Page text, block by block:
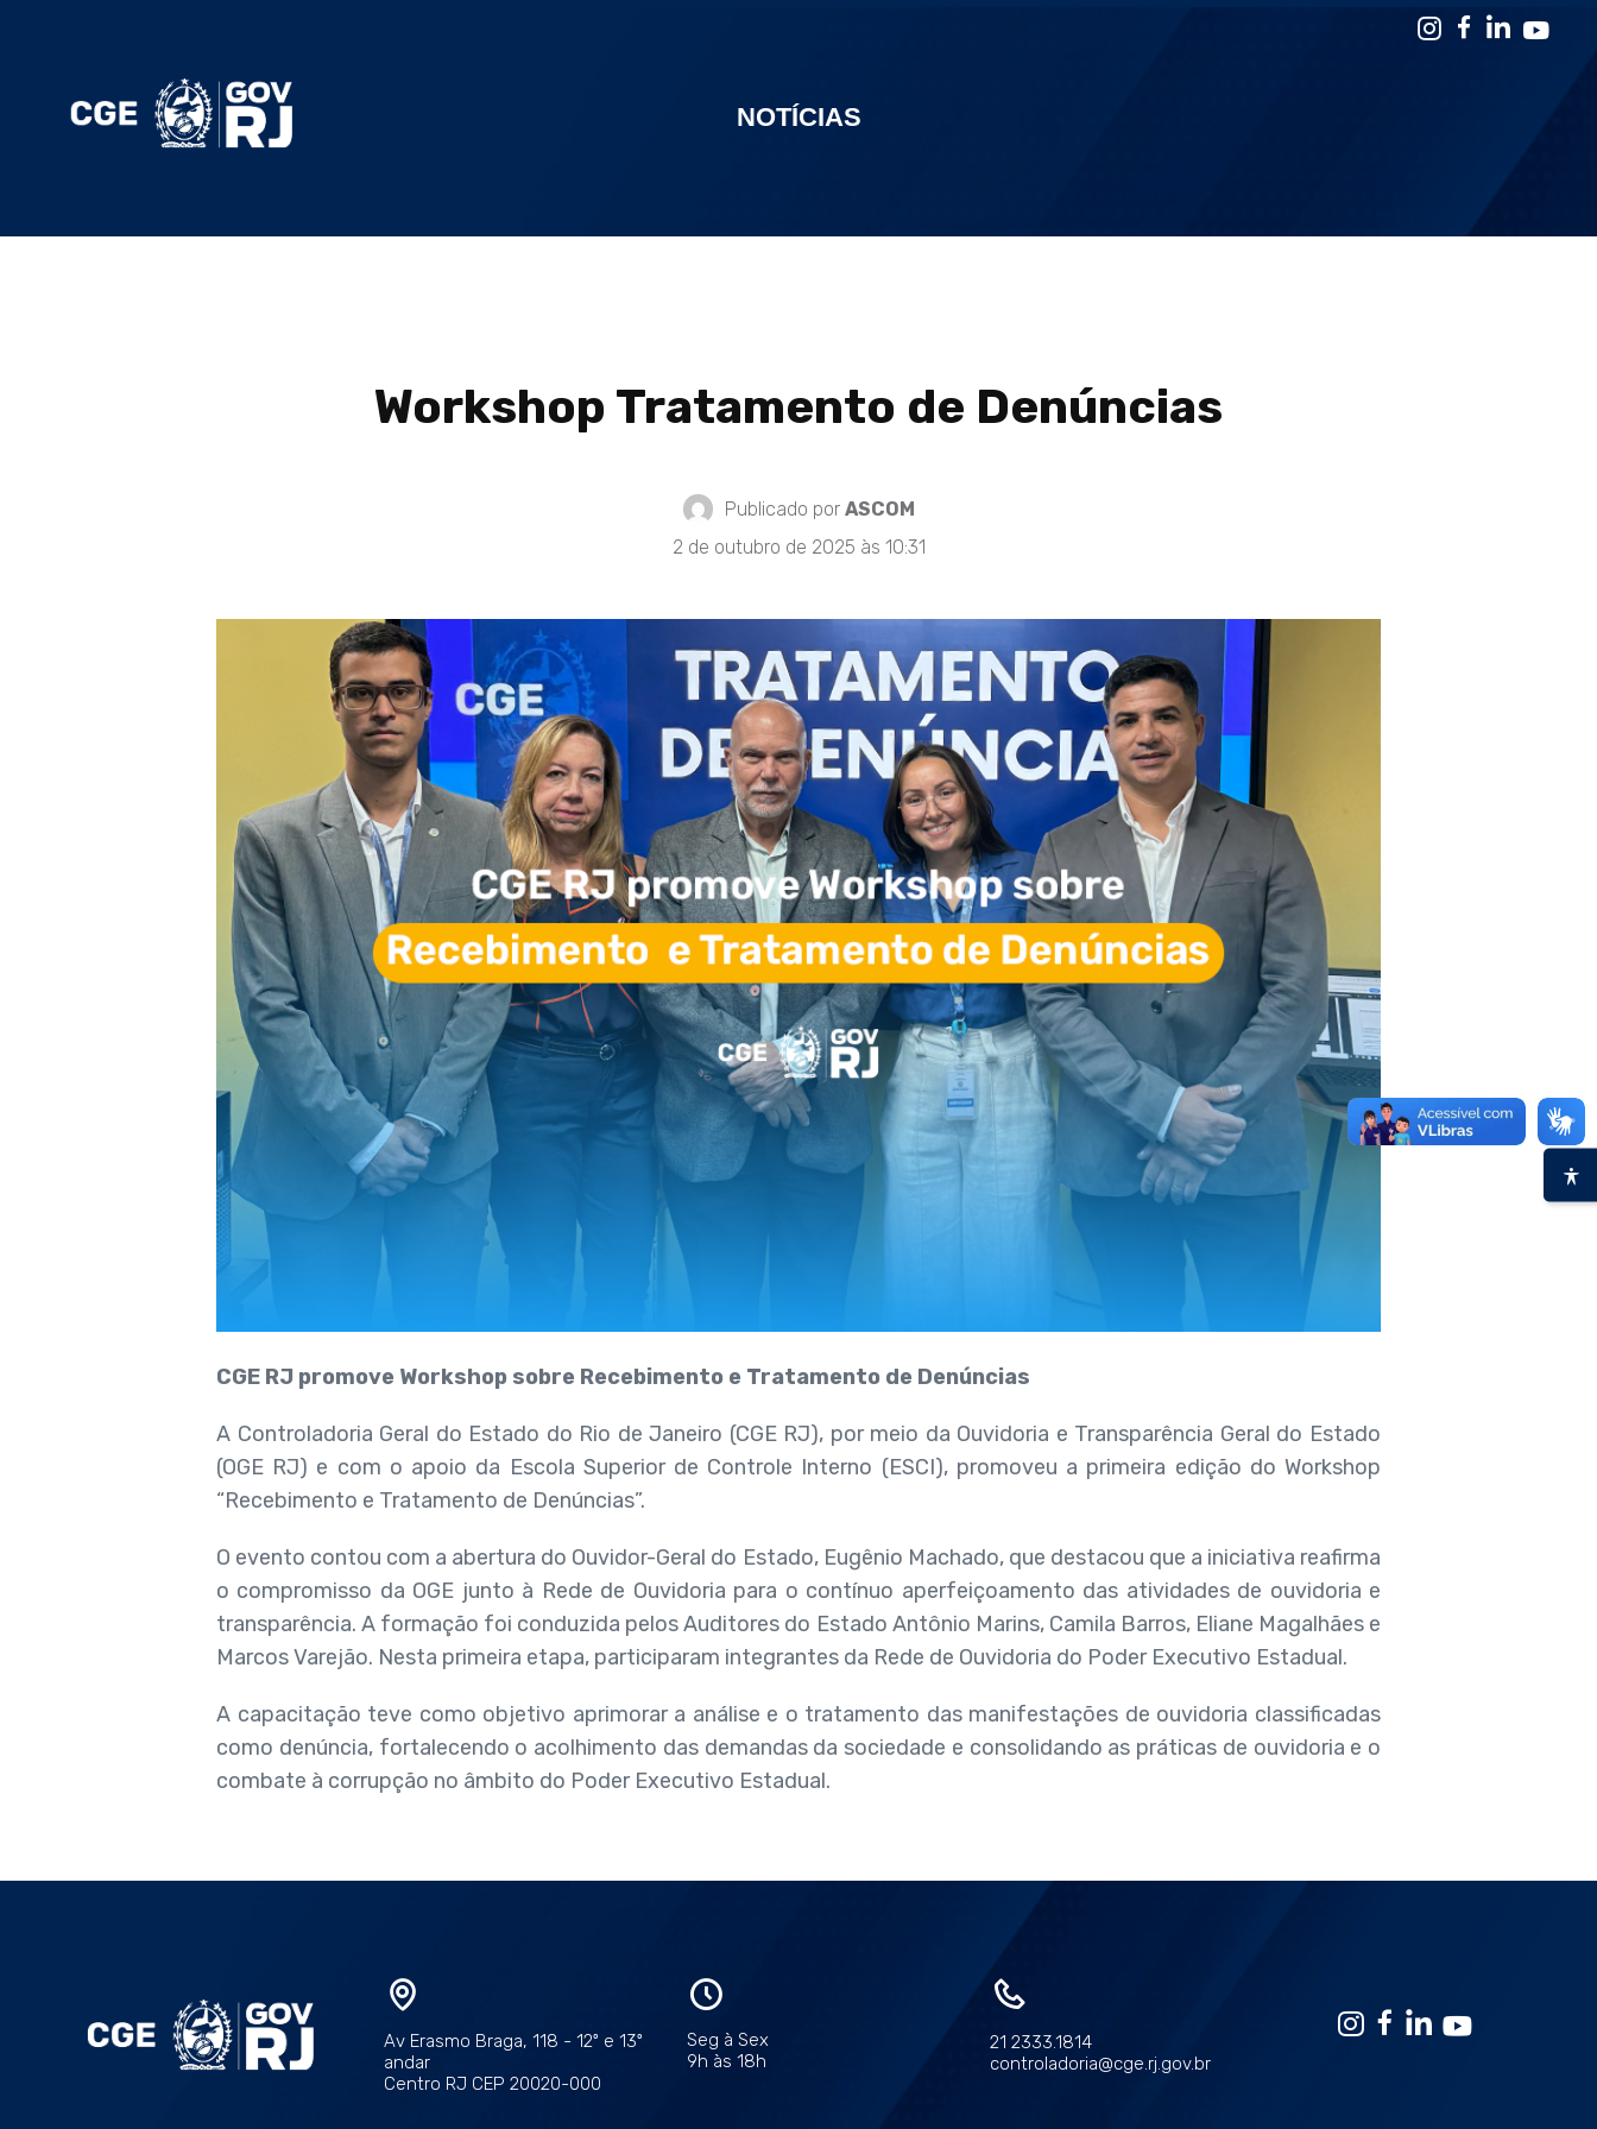
NOTÍCIAS
Workshop Tratamento de Denúncias
Publicado por ASCOM
2 de outubro de 2025 às 10:31
CGE RJ promove Workshop sobre Recebimento e Tratamento de Denúncias
A Controladoria Geral do Estado do Rio de Janeiro (CGE RJ), por meio da Ouvidoria e Transparência Geral do Estado
(OGE RJ) e com o apoio da Escola Superior de Controle Interno (ESCI), promoveu a primeira edição do Workshop
“Recebimento e Tratamento de Denúncias”.
O evento contou com a abertura do Ouvidor-Geral do Estado, Eugênio Machado, que destacou que a iniciativa reafirma
o compromisso da OGE junto à Rede de Ouvidoria para o contínuo aperfeiçoamento das atividades de ouvidoria e
transparência. A formação foi conduzida pelos Auditores do Estado Antônio Marins, Camila Barros, Eliane Magalhães e
Marcos Varejão. Nesta primeira etapa, participaram integrantes da Rede de Ouvidoria do Poder Executivo Estadual.
A capacitação teve como objetivo aprimorar a análise e o tratamento das manifestações de ouvidoria classificadas
como denúncia, fortalecendo o acolhimento das demandas da sociedade e consolidando as práticas de ouvidoria e o
combate à corrupção no âmbito do Poder Executivo Estadual.
Av Erasmo Braga, 118 - 12º e 13º
andar
Centro RJ CEP 20020-000
Seg à Sex
9h às 18h
21 2333.1814
controladoria@cge.rj.gov.br